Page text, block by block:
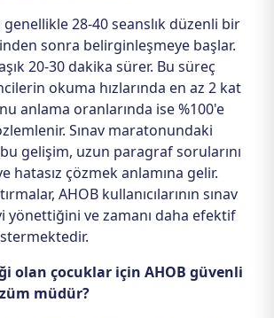
28-40 seanslık düzenli bir
sonra belirginleşmeye başlar.
20-30 dakika sürer. Bu süreç
okuma hızlarında en az 2 kat
anlama oranlarında ise %100'e
Sınav maratonundaki
gelişim, uzun paragraf sorularını
hatasız çözmek anlamına gelir.
AHOB kullanıcılarının sınav
yönettiğini ve zamanı daha efektif
olan çocuklar için AHOB güvenli
müdür?